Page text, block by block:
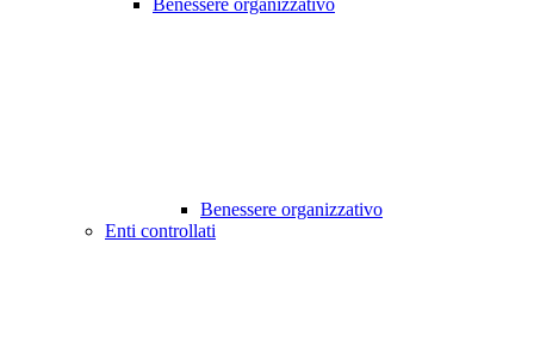
Benessere organizzativo
Benessere organizzativo
Enti controllati